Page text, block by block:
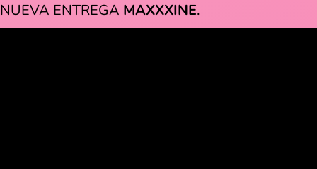
NUEVA ENTREGA MAXXXINE.